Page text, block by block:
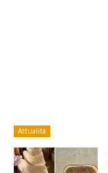
Attualità